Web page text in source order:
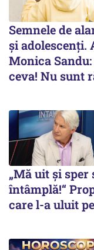
Semnele de
și
Monica
ceva! Nu sunt
„Mă uit și sper
întâmplă!“
care l-a uluit